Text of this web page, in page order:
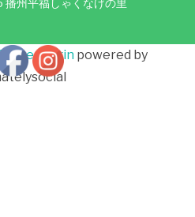
州平福しゃくなげの里
Plugin powered by